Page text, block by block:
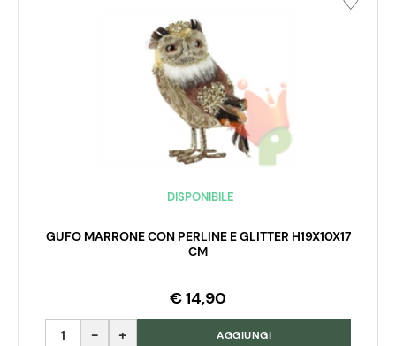
DISPONIBILE
GUFO MARRONE CON PERLINE E GLITTER H19X10X17
CM
€ 14,90
Quantità AGGIUNGI